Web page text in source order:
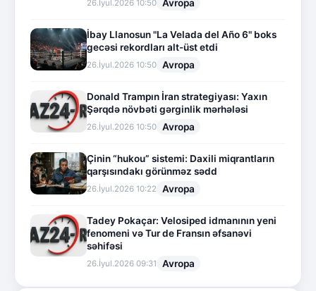
26.İyul.2026 10:50 Avropa
İbay Llanosun "La Velada del Año 6" boks
gecəsi rekordları alt-üst etdi
26.İyul.2026 10:50 Avropa
Donald Trampın İran strategiyası: Yaxın
Şərqdə növbəti gərginlik mərhələsi
26.İyul.2026 10:50 Avropa
Çinin “hukou” sistemi: Daxili miqrantların
qarşısındakı görünməz sədd
26.İyul.2026 10:22 Avropa
Tadey Pokaçar: Velosiped idmanının yeni
fenomeni və Tur de Fransın əfsanəvi
səhifəsi
26.İyul.2026 09:31 Avropa